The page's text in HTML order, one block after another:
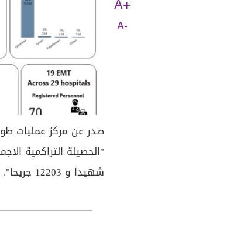
A+
A-
صدر عن مركز عمليات
"الحصيلة التراكمية الاجمالية
شهيدا و 12203 جريحا".